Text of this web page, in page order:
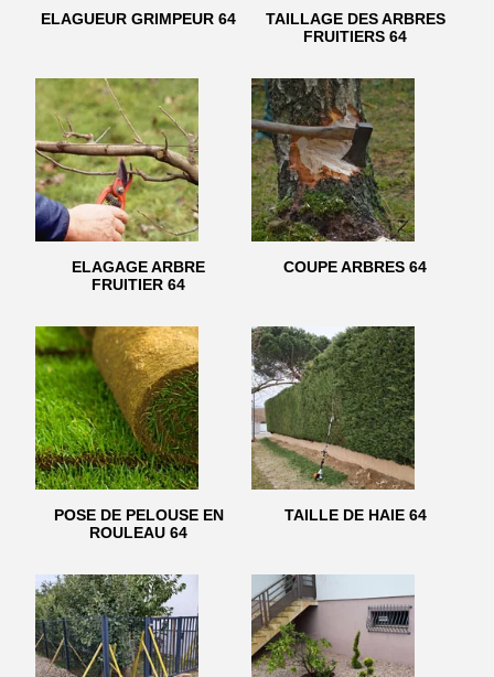
ELAGUEUR GRIMPEUR 64
TAILLAGE DES ARBRES
FRUITIERS 64
ELAGAGE ARBRE
FRUITIER 64
COUPE ARBRES 64
POSE DE PELOUSE EN
ROULEAU 64
TAILLE DE HAIE 64